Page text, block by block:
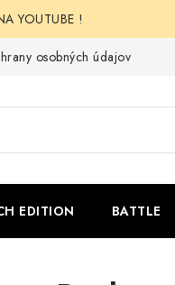
YOUTUBE !
osobných údajov
EDITION BATTLE